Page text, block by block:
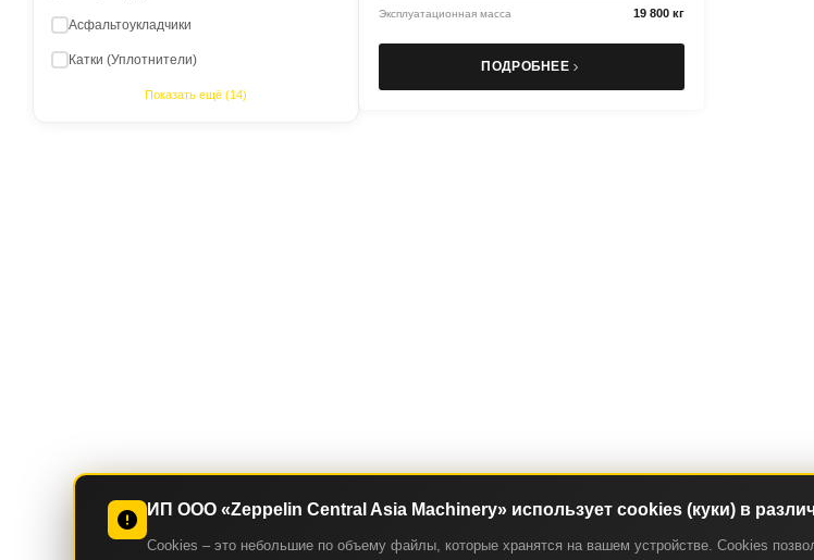
Асфальтоукладчики
Катки (Уплотнители)
Показать ещё (14)
Эксплуатационная масса 19 800 кг
ПОДРОБНЕЕ
ИП ООО «Zeppelin Central Asia Machinery» использует cookies (куки) в
Cookies – это небольшие по объему файлы, которые хранятся на вашем устройстве. Cookies